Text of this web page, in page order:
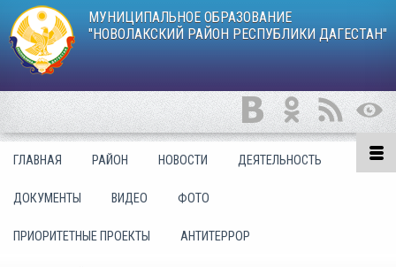
МУНИЦИПАЛЬНОЕ ОБРАЗОВАНИЕ
"НОВОЛАКСКИЙ РАЙОН РЕСПУБЛИКИ ДАГЕСТАН"
ГЛАВНАЯ РАЙОН НОВОСТИ ДЕЯТЕЛЬНОСТЬ
ДОКУМЕНТЫ ВИДЕО ФОТО
ПРИОРИТЕТНЫЕ ПРОЕКТЫ АНТИТЕРРОР